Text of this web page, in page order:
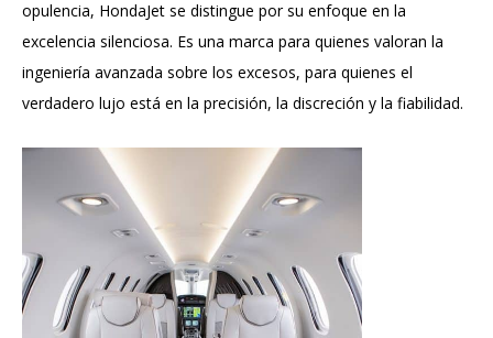
opulencia, HondaJet se distingue por su enfoque en la
excelencia silenciosa. Es una marca para quienes valoran la
ingeniería avanzada sobre los excesos, para quienes el
verdadero lujo está en la precisión, la discreción y la fiabilidad.